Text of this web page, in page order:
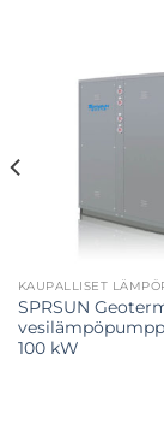
KAUPALLISET
SPRSUN
100 kW